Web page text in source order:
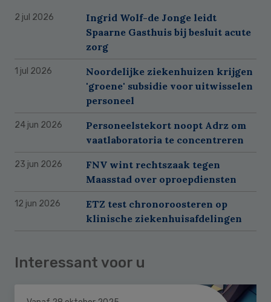
2 jul 2026
Ingrid Wolf-de Jonge leidt
Spaarne Gasthuis bij besluit acute
zorg
1 jul 2026
Noordelijke ziekenhuizen krijgen
'groene' subsidie voor uitwisselen
personeel
24 jun 2026
Personeelstekort noopt Adrz om
vaatlaboratoria te concentreren
23 jun 2026
FNV wint rechtszaak tegen
Maasstad over oproepdiensten
12 jun 2026
ETZ test chronoroosteren op
klinische ziekenhuisafdelingen
Interessant voor u